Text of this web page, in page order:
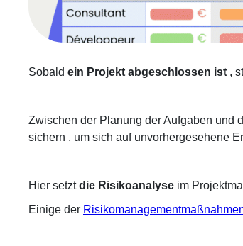
Sobald ein Projekt abgeschlossen ist ,
Zwischen der Planung der Aufgaben und
sichern , um sich auf unvorhergesehene
Hier setztdie Risikoanalyse im
Einige der